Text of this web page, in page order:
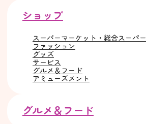
ショップ
スーパーマーケット・総合スーパー
ファッション
グッズ
サービス
グルメ＆フード
アミューズメント
グルメ＆フード